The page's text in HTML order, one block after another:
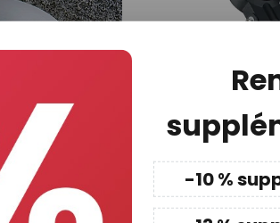
-10 %